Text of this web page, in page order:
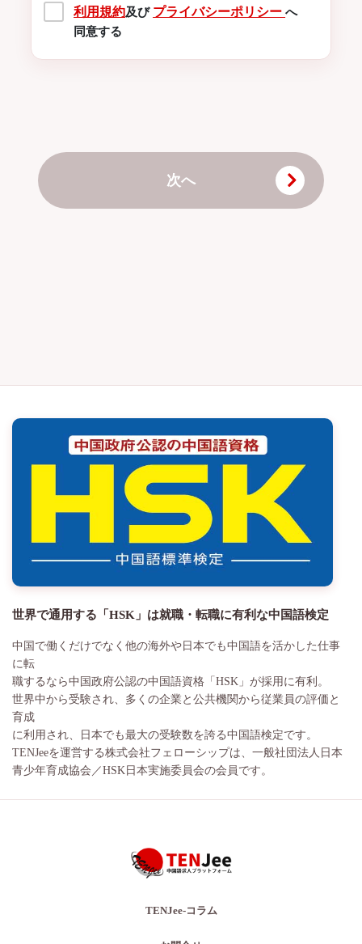
利用規約及び プライバシーポリシーへ
同意する
次へ
世界で通用する「HSK」は就職・転職に有利な中国語検定
中国で働くだけでなく他の海外や日本でも中国語を活かした仕事
に転
職するなら中国政府公認の中国語資格「HSK」が採用に有利。
世界中から受験され、多くの企業と公共機関から従業員の評価と
育成
に利用され、日本でも最大の受験数を誇る中国語検定です。
TENJeeを運営する株式会社フェローシップは、一般社団法人日本
青少年育成協会／HSK日本実施委員会の会員です。
TENJee-コラム